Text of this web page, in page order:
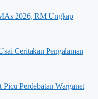
2026, RM Ungkap
Ceritakan Pengalaman
Perdebatan Warganet